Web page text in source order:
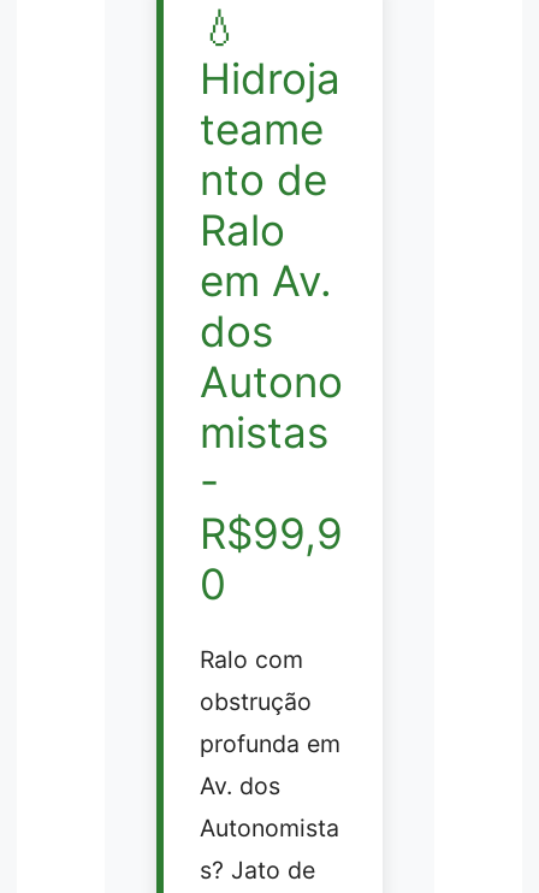
💧
Hidroja
teame
nto de
Ralo
em Av.
dos
Autono
mistas
-
R$99,9
0
Ralo com
obstrução
profunda em
Av. dos
Autonomista
s? Jato de